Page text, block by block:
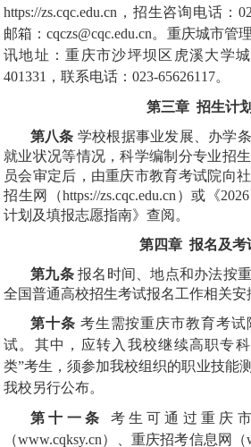
https://zs.cqc.edu.cn，招生咨询电话：
邮箱：cqczs@cqc.edu.cn。重庆城市管
讯地址：重庆市沙坪坝区虎溪大学城
401331，联系电话：023-65626117。
第三章 招生计划
第八条 学校根据事业发展、办学
就业状况等情况，科学编制分专业招
员会审定后，由重庆市教育考试院向
招生网（https://zs.cqc.edu.cn）或《
计划及填报志愿指南》查阅。
第四章 报名及考
第九条 报名时间、地点和办法按
全国普通高校招生考试报名工作相关安
第十条 考生需按重庆市教育考
试。其中，应转入我校继续高职专
类”考生，须参加我校组织的职业技能
我校另行公布。
第十一条 考生可通过重庆
（www.cqksy.cn）、重庆招考信息网